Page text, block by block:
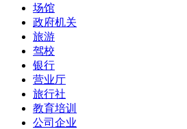
场馆
政府机关
旅游
驾校
银行
营业厅
旅行社
教育培训
公司企业